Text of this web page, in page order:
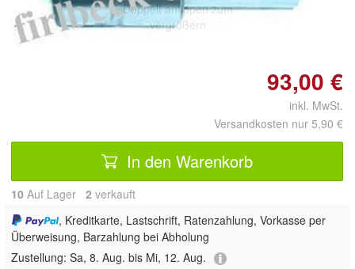
Doppelt antippen zum
vergrößern
93,00 €
inkl. MwSt.
Versandkosten nur 5,90 €
In den Warenkorb
10 Auf Lager 2 verkauft
, Kreditkarte, Lastschrift, Ratenzahlung, Vorkasse per
Überweisung, Barzahlung bei Abholung
Zustellung: Sa, 8. Aug. bis Mi, 12. Aug.